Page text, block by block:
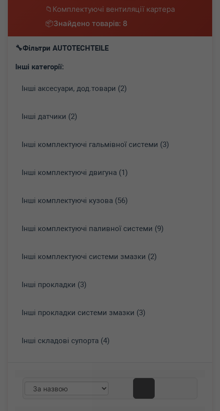
Комплектуючі вентиляції картера
Знайдено товарів: 8
Фільтри AUTOTECHTEILE
Інші категорії:
Інші аксесуари, дод.товари (2)
Інші датчики (2)
Інші комплектуючі гальмівної системи (3)
Інші комплектуючі двигуна (1)
Інші комплектуючі кузова (56)
Інші комплектуючі паливної системи (9)
Інші комплектуючі системи змазки (2)
Інші прокладки (3)
Інші прокладки системи змазки (3)
Інші складові супорта (4)